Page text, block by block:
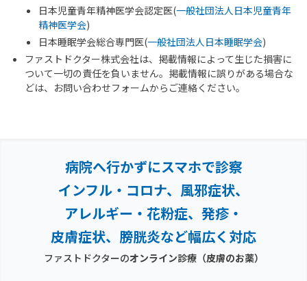
日本児童青年精神医学会認定医(一般社団法人日本児童青年
精神医学会)
日本睡眠学会総合専門医(一般社団法人日本睡眠学会)
ファストドクター株式会社は、掲載情報によって生じた損害に
ついて一切の責任を負いません。掲載情報に誤りがある場合な
どは、お問い合わせフォームからご連絡ください。
病院へ行かずにスマホで診察
インフル・コロナ、風邪症状、
アレルギー・花粉症、 発疹・
皮膚症状、膀胱炎など幅広く対応
ファストドクターのオンライン診療（皮膚のお薬）